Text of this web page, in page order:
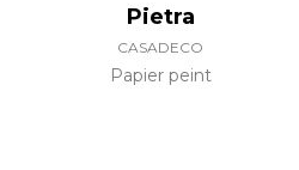
Pietra
CASADECO
Papier peint